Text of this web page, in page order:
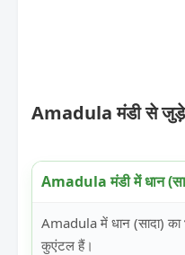
Amadula मंडी से
Amadula मंडी में धान
Amadula में धान (सादा)
कुएंटल हैं।